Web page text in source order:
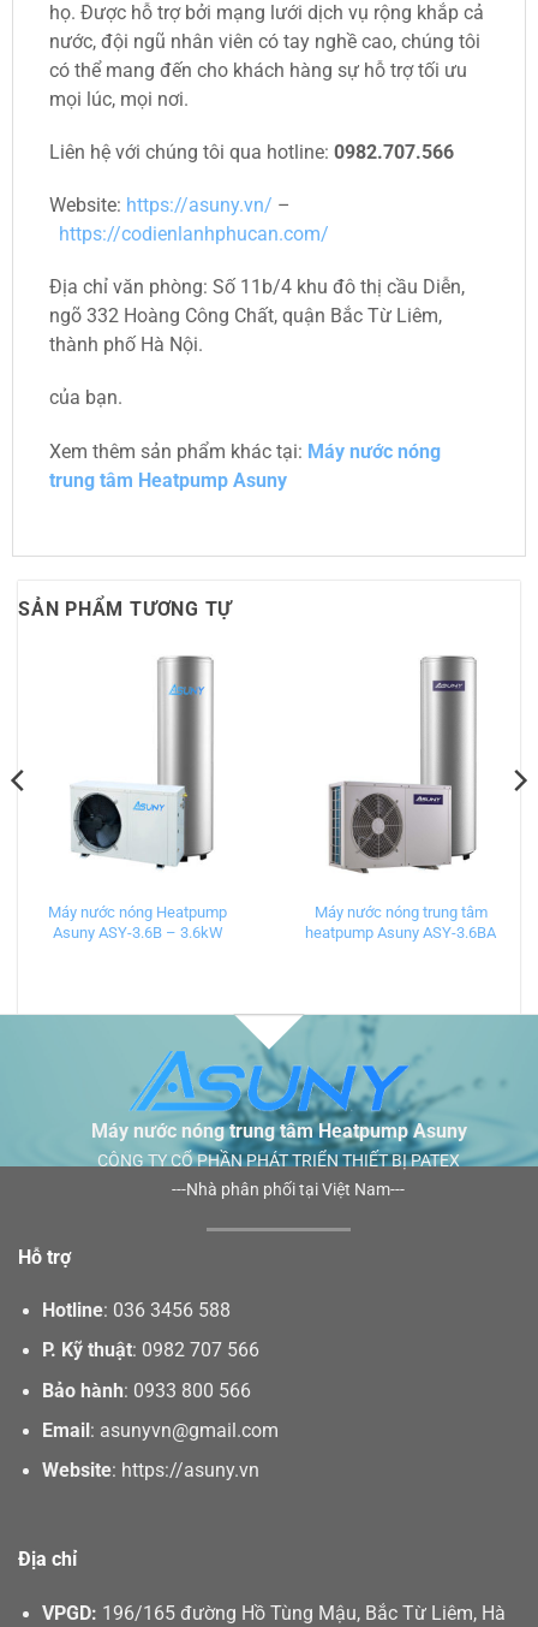
họ. Được hỗ trợ bởi mạng lưới dịch vụ rộng khắp cả
nước, đội ngũ nhân viên có tay nghề cao, chúng tôi
có thể mang đến cho khách hàng sự hỗ trợ tối ưu
mọi lúc, mọi nơi.
Liên hệ với chúng tôi qua hotline: 0982.707.566
Website: https://asuny.vn/ –
https://codienlanhphucan.com/
Địa chỉ văn phòng: Số 11b/4 khu đô thị cầu Diễn,
ngõ 332 Hoàng Công Chất, quận Bắc Từ Liêm,
thành phố Hà Nội.
của bạn.
Xem thêm sản phẩm khác tại: Máy nước nóng
trung tâm Heatpump Asuny
SẢN PHẨM TƯƠNG TỰ
Máy nước nóng Heatpump
Asuny ASY-3.6B – 3.6kW
Máy nước nóng trung tâm
heatpump Asuny ASY-3.6BA
Máy nước nóng trung tâm Heatpump Asuny
CÔNG TY CỔ PHẦN PHÁT TRIỂN THIẾT BỊ PATEX
---Nhà phân phối tại Việt Nam---
Hỗ trợ
Hotline: 036 3456 588
P. Kỹ thuật: 0982 707 566
Bảo hành: 0933 800 566
Email : asunyvn@gmail.com
Website: https://asuny.vn
Địa chỉ
VPGD: 196/165 đường Hồ Tùng Mậu, Bắc Từ Liêm, Hà